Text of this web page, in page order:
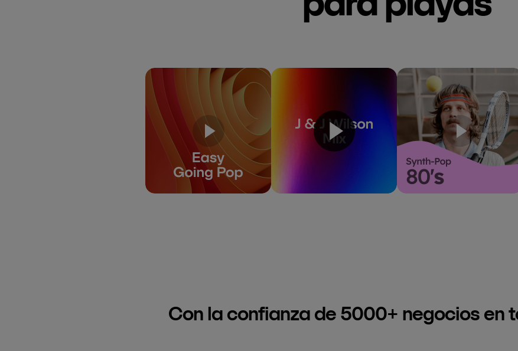
Con la confianza de 5000+ negocios en